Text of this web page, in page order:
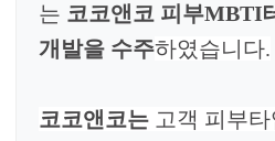
는 코코앤코 피부MBTI
개발을 수주하였습니다.
코코앤코는 고객 피부